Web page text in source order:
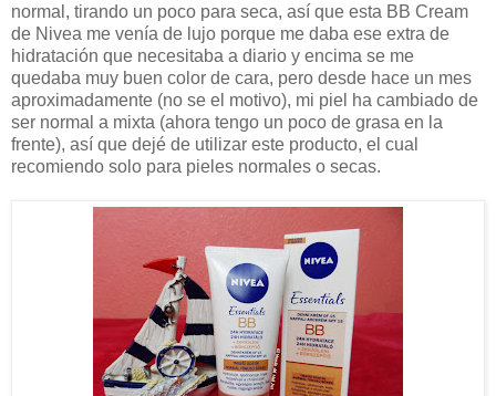
normal, tirando un poco para seca, así que esta BB Cream
de Nivea me venía de lujo porque me daba ese extra de
hidratación que necesitaba a diario y encima se me
quedaba muy buen color de cara, pero desde hace un mes
aproximadamente (no se el motivo), mi piel ha cambiado de
ser normal a mixta (ahora tengo un poco de grasa en la
frente), así que dejé de utilizar este producto, el cual
recomiendo solo para pieles normales o secas.